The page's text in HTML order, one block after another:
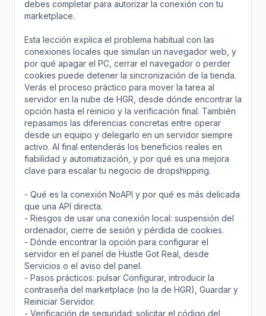
debes completar para autorizar la conexión con tu
marketplace.
Esta lección explica el problema habitual con las
conexiones locales que simulan un navegador web, y
por qué apagar el PC, cerrar el navegador o perder
cookies puede detener la sincronización de la tienda.
Verás el proceso práctico para mover la tarea al
servidor en la nube de HGR, desde dónde encontrar la
opción hasta el reinicio y la verificación final. También
repasamos las diferencias concretas entre operar
desde un equipo y delegarlo en un servidor siempre
activo. Al final entenderás los beneficios reales en
fiabilidad y automatización, y por qué es una mejora
clave para escalar tu negocio de dropshipping.
- Qué es la conexión NoAPI y por qué es más delicada
que una API directa.
- Riesgos de usar una conexión local: suspensión del
ordenador, cierre de sesión y pérdida de cookies.
- Dónde encontrar la opción para configurar el
servidor en el panel de Hustle Got Real, desde
Servicios o el aviso del panel.
- Pasos prácticos: pulsar Configurar, introducir la
contraseña del marketplace (no la de HGR), Guardar y
Reiniciar Servidor.
- Verificación de seguridad: solicitar el código del